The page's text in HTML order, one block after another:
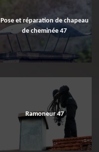
Pose et réparation de chapeau
de cheminée 47
Ramoneur 47